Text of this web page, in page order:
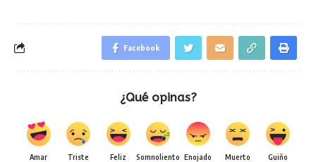
Facebook
¿Qué opinas?
Amar Triste Feliz Somnoliento Enojado Muerto Guiño